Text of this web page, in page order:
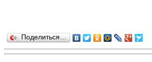
Поделиться…